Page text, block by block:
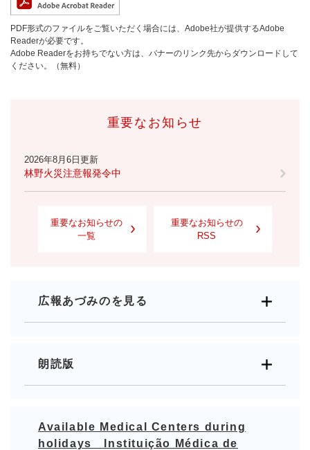
PDF形式のファイルをご覧いただく場合には、Adobe社が提供するAdobe
Readerが必要です。
Adobe Readerをお持ちでない方は、バナーのリンク先からダウンロードして
ください。（無料）
重要なお知らせ
2026年8月6日更新
林野火災注意報発令中
重要なお知らせの
一覧
重要なお知らせの
RSS
広報あづみのを見る
朗読版
Available Medical Centers during
holidays Instituição Médica de